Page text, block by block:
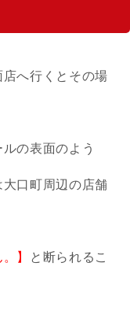
へ行くとその場
の表面のよう
口町周辺の店舗
】 と断られるこ